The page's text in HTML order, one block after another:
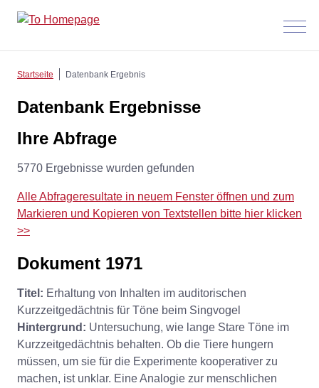
Menü
Startseite Datenbank Ergebnis
Datenbank Ergebnisse
Ihre Abfrage
5770 Ergebnisse wurden gefunden
Alle Abfrageresultate in neuem Fenster öffnen und zum
Markieren und Kopieren von Textstellen bitte hier klicken
>>
Dokument 1971
Titel: Erhaltung von Inhalten im auditorischen
Kurzzeitgedächtnis für Töne beim Singvogel
Hintergrund: Untersuchung, wie lange Stare Töne im
Kurzzeitgedächtnis behalten. Ob die Tiere hungern
müssen, um sie für die Experimente kooperativer zu
machen, ist unklar. Eine Analogie zur menschlichen